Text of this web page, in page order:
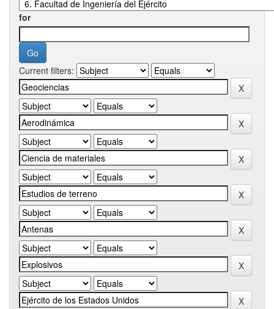
for
Current filters: